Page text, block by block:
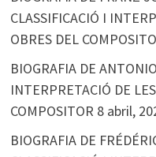
CLASSIFICACIÓ I
OBRES DEL
BIOGRAFIA DE
INTERPRETACIÓ DE
COMPOSITOR 8 abril,
BIOGRAFIA DE